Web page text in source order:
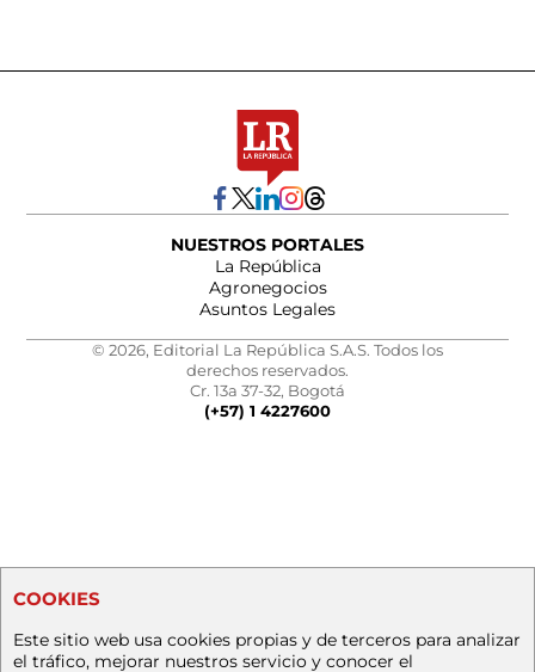
NUESTROS PORTALES
La República
Agronegocios
Asuntos Legales
© 2026, Editorial La República S.A.S. Todos los
derechos reservados.
Cr. 13a 37-32, Bogotá
(+57) 1 4227600
COOKIES
Este sitio web usa cookies propias y de terceros para analizar
el tráfico, mejorar nuestros servicio y conocer el